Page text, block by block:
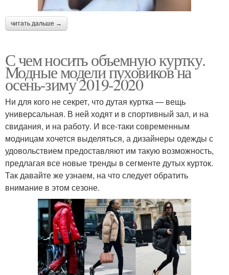
читать дальше →
С чем носить объемную куртку.
Модные модели пуховиков на
осень-зиму 2019-2020
Ни для кого не секрет, что дутая куртка — вещь
универсальная. В ней ходят и в спортивный зал, и на
свидания, и на работу. И все-таки современным
модницам хочется выделяться, а дизайнеры одежды с
удовольствием предоставляют им такую возможность,
предлагая все новые тренды в сегменте дутых курток.
Так давайте же узнаем, на что следует обратить
внимание в этом сезоне.